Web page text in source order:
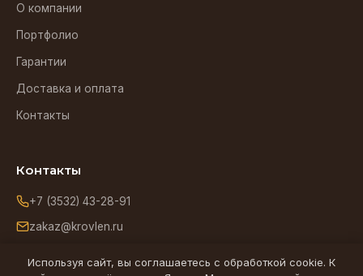
О компании
Портфолио
Гарантии
Доставка и оплата
Контакты
Контакты
+7 (3532) 43-28-91
zakaz@krovlen.ru
Используя сайт, вы соглашаетесь с обработкой cookie. К